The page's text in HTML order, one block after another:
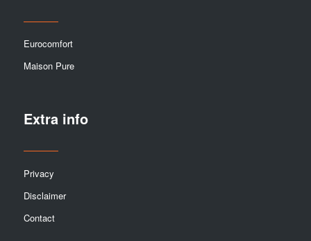
Eurocomfort
Maison Pure
Extra info
Privacy
Disclaimer
Contact